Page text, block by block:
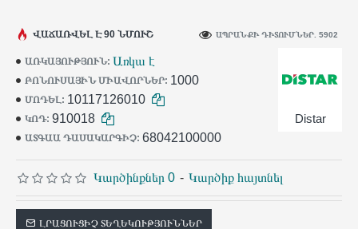
հազարավոր արհեստավորներ ամեն օր
աշխատանքում:
ԱՌԿԱՅՈՒԹՅՈՒՆ: Առկա է
ԲՈՆՈՒՍԱՅԻՆ ՄԻԱՎՈՐՆԵՐ: 1000
ՄՈԴԵԼ: 10117126010
ԿՈԴ: 910018
ԱՏԳԱԱ ԴԱՍԱԿԱՐԳԻՉ: 68042100000
Distar
ՎԱՃԱՌՎԵԼ Է 90 ՆՄՈՒՇ ԱՊՐԱՆՔԻ ԴԻՏՈՒՄՆԵՐ. 5902
Կարծինքներ 0 - Կարծիք հայտնել
ԼՐԱՑՈՒՑԻՉ ՏԵՂԵԿՈՒԹՅՈՒՆՆԵՐ